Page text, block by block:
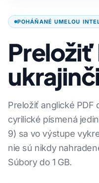
POHÁŇANÉ UMELOU
Preložiť
Preložiť anglické PDF
cyrilické písmená
9) sa vo výstupe
nie sú nikdy
Súbory do 1 GB.